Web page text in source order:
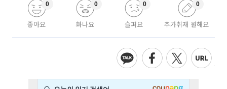
좋아요
0
화나요
0
슬퍼요
0
추가취재 원해요
0